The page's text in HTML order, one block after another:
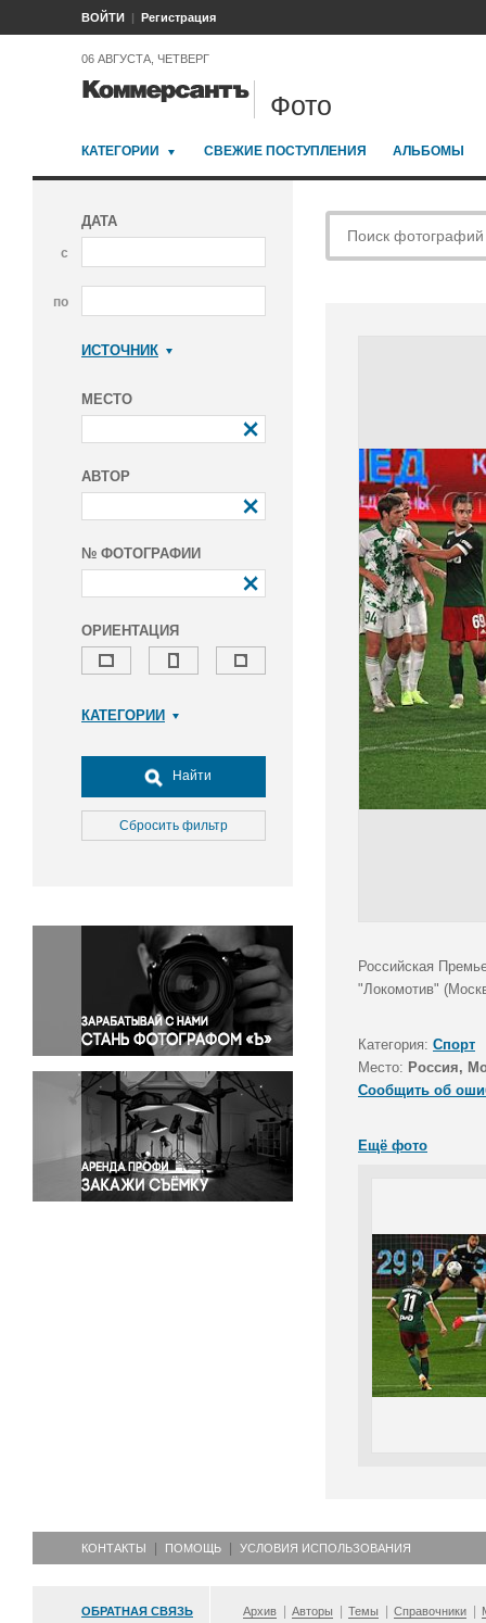
ВОЙТИ Регистрация
06 АВГУСТА, ЧЕТВЕРГ
Фото
КАТЕГОРИИ СВЕЖИЕ ПОСТУПЛЕНИЯ АЛЬБОМЫ
ДАТА
с
по
ИСТОЧНИК
МЕСТО
АВТОР
№ ФОТОГРАФИИ
ОРИЕНТАЦИЯ
КАТЕГОРИИ
Досуг, туризм и отдых
Культура
Медицина
Окружающая среда
Политика
Правосудие
Происшествия и конфликты
Религия
Светская жизнь
Спорт
Экология
Экономика и бизнес
Найти
Сбросить фильтр
Российская
"Локомотив"
Категория: Спорт
Место: Россия,
Сообщить об
Ещё фото
КОНТАКТЫ ПОМОЩЬ УСЛОВИЯ ИСПОЛЬЗОВАНИЯ
ОБРАТНАЯ СВЯЗЬ Архив Авторы Темы Справочники